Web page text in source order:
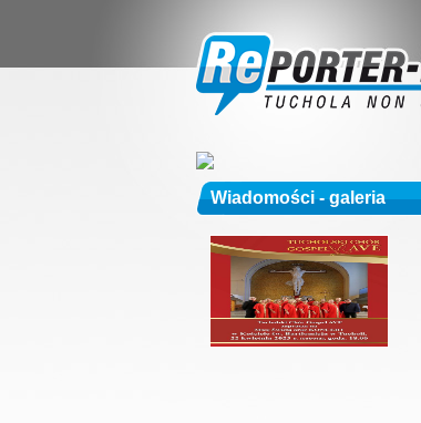
Wiadomości - galeria